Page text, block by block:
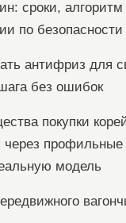
сроки, алгоритм
по безопасности
антифриз для
без ошибок
покупки
профильные
модель